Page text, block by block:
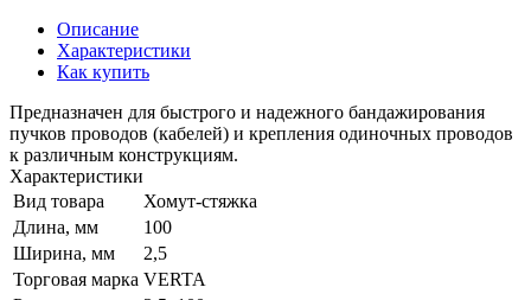
Описание
Характеристики
Как купить
Предназначен для быстрого и надежного бандажирования
пучков проводов (кабелей) и крепления одиночных проводов
к различным конструкциям.
Характеристики
Вид товара
Хомут-стяжка
Длина, мм
100
Ширина, мм
2,5
Торговая марка VERTA